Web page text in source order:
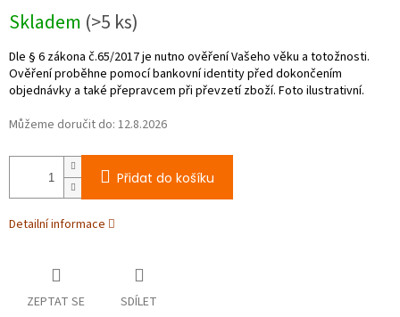
cena:
Skladem (>5 ks)
Můžeme doručit do: 12.8.2026
Přidat do košíku
Detailní informace
ZEPTAT SE SDÍLET